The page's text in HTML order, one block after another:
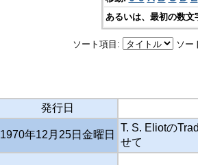
あるいは、最初の数
ソート項目: ソー
発行日
1970年12月25日金曜日
T. S. Eliotの
せて